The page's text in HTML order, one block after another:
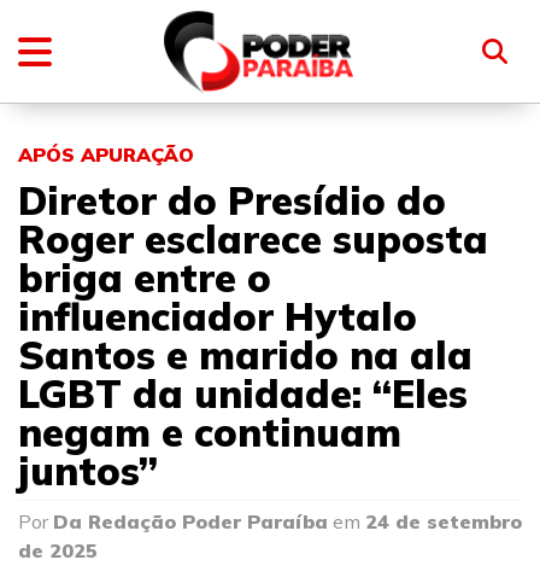
APÓS APURAÇÃO
Diretor do Presídio do
Roger esclarece suposta
briga entre o
influenciador Hytalo
Santos e marido na ala
LGBT da unidade: “Eles
negam e continuam
juntos”
Por Da Redação Poder Paraíba em 24 de setembro
de 2025